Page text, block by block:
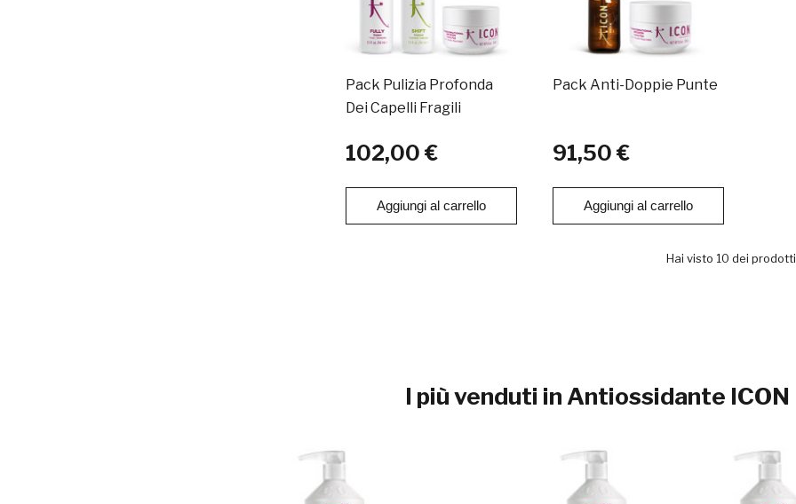
Pack Pulizia Profonda
Dei Capelli Fragili
102,00 €
Aggiungi al carrello
Pack Anti-Doppie Punte
91,50 €
Aggiungi al carrello
Hai visto 10 dei prodotti
I più venduti in Antiossidante ICON